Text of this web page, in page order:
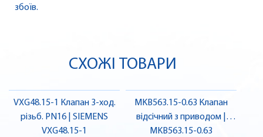
збоїв.
СХОЖІ ТОВАРИ
VXG48.15-1 Клапан 3-ход.
різьб. PN16 | SIEMENS
VXG48.15-1
MKB563.15-0.63 Клапан
відсічний з приводом |
SIEMENS
MKB563.15-0.63